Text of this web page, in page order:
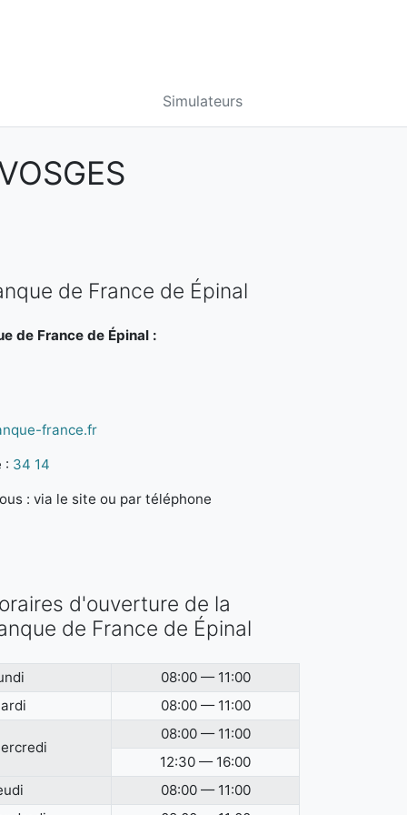
Simulateurs
de France de Épinal
de France de Épinal :
france.fr
: 34 14
: via le site ou par téléphone
d'ouverture de la
de France de Épinal
08:00 — 11:00
08:00 — 11:00
08:00 — 11:00
12:30 — 16:00
08:00 — 11:00